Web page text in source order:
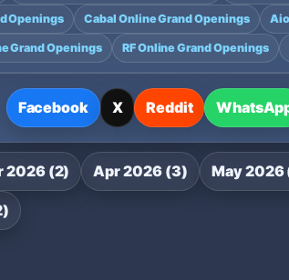
Openings Cabal Online Grand Openings
Grand Openings RF Online Grand Openings
Facebook X Reddit
2026 (2) Apr 2026 (3) May 2026